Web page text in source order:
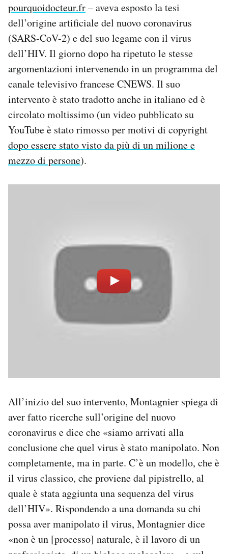
pourquoidocteur.fr– aveva esposto la tesi
dell’origine artificiale del nuovo coronavirus
(SARS-CoV-2) e del suo legame con il virus
dell’HIV. Il giorno dopo ha ripetuto le stesse
argomentazioni intervenendo in un programma del
canale televisivo francese CNEWS. Il suo
intervento è stato tradotto anche in italiano ed è
circolato moltissimo (un video pubblicato su
YouTube è stato rimosso per motivi di copyright
dopo essere stato visto da più di un milione e
mezzo di persone).
All’inizio del suo intervento, Montagnier spiega di
aver fatto ricerche sull’origine del nuovo
coronavirus e dice che «siamo arrivati alla
conclusione che quel virus è stato manipolato. Non
completamente, ma in parte. C’è un modello, che è
il virus classico, che proviene dal pipistrello, al
quale è stata aggiunta una sequenza del virus
dell’HIV». Rispondendo a una domanda su chi
possa aver manipolato il virus, Montagnier dice
«non è un [processo] naturale, è il lavoro di un